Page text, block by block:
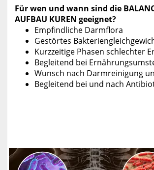
Für wen und wann sind die
AUFBAU KUREN geeignet?
Empfindliche Darmflora
Gestörtes
Kurzzeitige Phasen schlechter
Begleitend bei
Wunsch nach Darmreinigung
Begleitend bei und nach